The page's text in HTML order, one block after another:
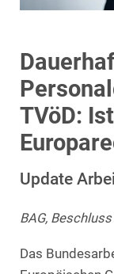
TVöD:
Update
BAG,
Das